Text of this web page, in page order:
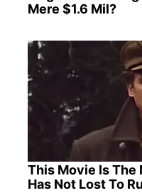
Mere $1.6 Mil?
This Movie Is The
Has Not Lost To